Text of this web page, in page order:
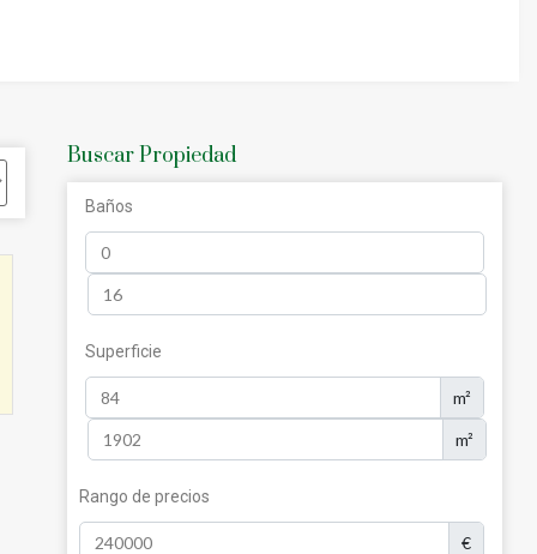
ascenso.
De Oro:
Buscar Propiedad
Baños
Superficie
m²
m²
Rango de precios
€